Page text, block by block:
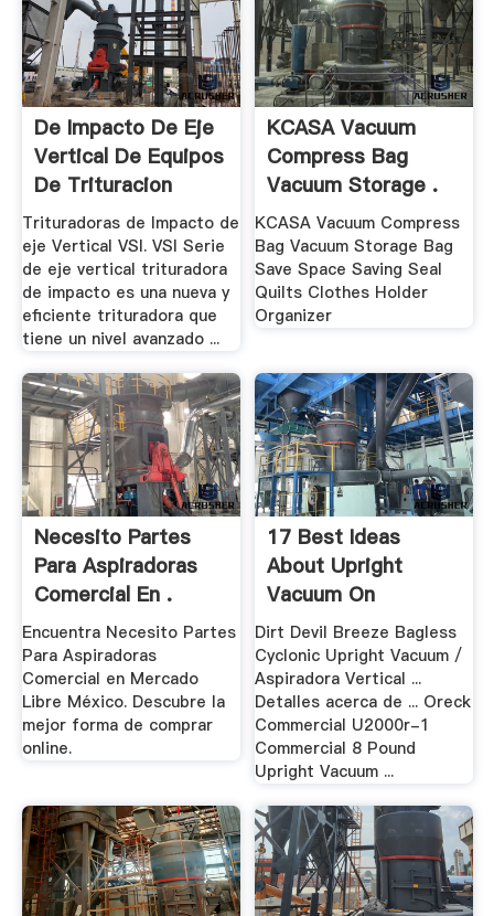
De Impacto De Eje
Vertical De Equipos
De Trituracion
Trituradoras de Impacto de
eje Vertical VSI. VSI Serie
de eje vertical trituradora
de impacto es una nueva y
eficiente trituradora que
tiene un nivel avanzado ...
KCASA Vacuum
Compress Bag
Vacuum Storage .
KCASA Vacuum Compress
Bag Vacuum Storage Bag
Save Space Saving Seal
Quilts Clothes Holder
Organizer
Necesito Partes
Para Aspiradoras
Comercial En .
Encuentra Necesito Partes
Para Aspiradoras
Comercial en Mercado
Libre México. Descubre la
mejor forma de comprar
online.
17 Best Ideas
About Upright
Vacuum On
Pinterest .
Dirt Devil Breeze Bagless
Cyclonic Upright Vacuum /
Aspiradora Vertical ...
Detalles acerca de ... Oreck
Commercial U2000r-1
Commercial 8 Pound
Upright Vacuum ...